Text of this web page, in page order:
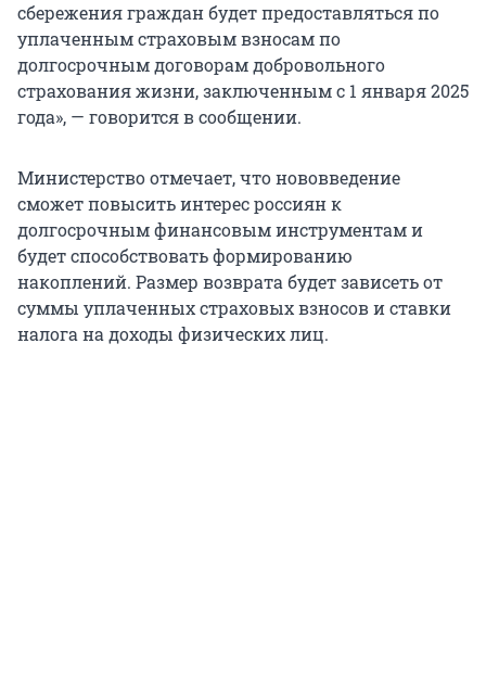
сбережения граждан будет предоставляться по
уплаченным страховым взносам по
долгосрочным договорам добровольного
страхования жизни, заключенным с 1 января 2025
года», — говорится в сообщении.
Министерство отмечает, что нововведение
сможет повысить интерес россиян к
долгосрочным финансовым инструментам и
будет способствовать формированию
накоплений. Размер возврата будет зависеть от
суммы уплаченных страховых взносов и ставки
налога на доходы физических лиц.